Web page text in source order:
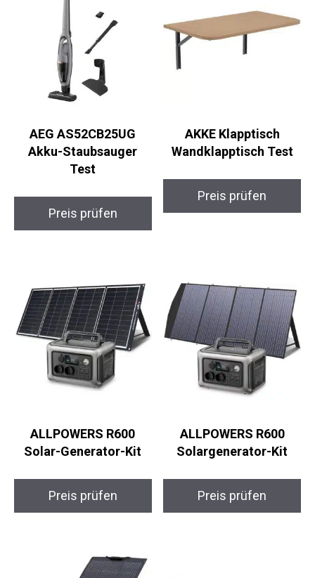
AEG AS52CB25UG
Akku-Staubsauger
Test
Preis prüfen
AKKE Klapptisch
Wandklapptisch Test
Preis prüfen
ALLPOWERS R600
Solar-Generator-Kit
Preis prüfen
ALLPOWERS R600
Solargenerator-Kit
Preis prüfen